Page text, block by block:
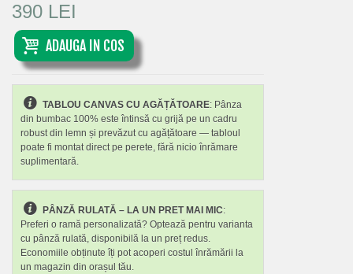
390 LEI
ADAUGA IN COS
TABLOU CANVAS CU AGĂȚĂTOARE: Pânza
din bumbac 100% este întinsă cu grijă pe un cadru
robust din lemn și prevăzut cu agățătoare — tabloul
poate fi montat direct pe perete, fără nicio înrămare
suplimentară.
PÂNZĂ RULATĂ – LA UN PRET MAI MIC:
Preferi o ramă personalizată? Optează pentru varianta
cu pânză rulată, disponibilă la un preț redus.
Economiile obținute îți pot acoperi costul înrămării la
un magazin din orașul tău.